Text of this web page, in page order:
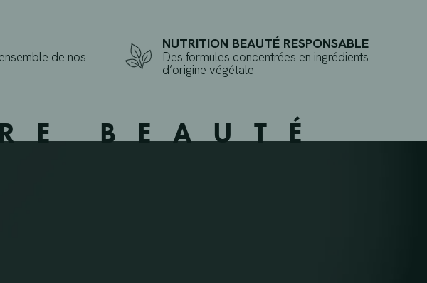
de nos
NUTRITION BEAUTÉ RESPONSABLE
Des formules concentrées en ingrédients
d’origine végétale
BEAUTÉ